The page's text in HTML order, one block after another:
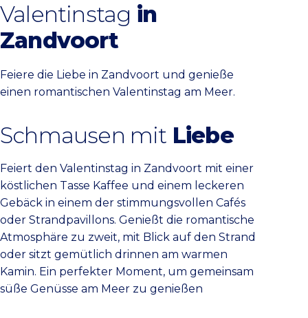
Valentinstag in
Zandvoort
Feiere die Liebe in Zandvoort und genieße
einen romantischen Valentinstag am Meer.
Schmausen mit Liebe
Feiert den Valentinstag in Zandvoort mit einer
köstlichen Tasse Kaffee und einem leckeren
Gebäck in einem der stimmungsvollen Cafés
oder Strandpavillons. Genießt die romantische
Atmosphäre zu zweit, mit Blick auf den Strand
oder sitzt gemütlich drinnen am warmen
Kamin. Ein perfekter Moment, um gemeinsam
süße Genüsse am Meer zu genießen